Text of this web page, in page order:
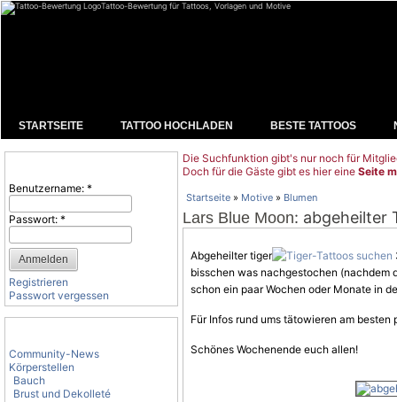
Tattoo-Bewertung für Tattoos, Vorlagen und Motive
STARTSEITE TATTOO HOCHLADEN BESTE TATTOOS
Benutzername: *
Passwort: *
Registrieren
Passwort vergessen
Community-News
Körperstellen
Bauch
Brust und Dekolleté
Die Suchfunktion gibt's nur noch für
Doch für die Gäste gibt es hier eine Seite
Startseite » Motive » Blumen
Lars Blue Moon: abgeheilter
Abgeheilter tiger
bisschen was nachgestochen (nachdem
schon ein paar Wochen oder Monate in
Für Infos rund ums tätowieren am besten
Schönes Wochenende euch allen!